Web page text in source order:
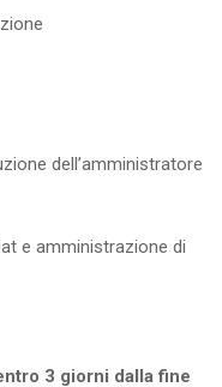
dell’amministratore
e amministrazione di
3 giorni dalla fine